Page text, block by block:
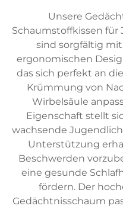
Unsere
Schaumstoffkissen für
sind sorgfältig
ergonomischen
das sich perfekt an
Krümmung von
Wirbelsäule
Eigenschaft stellt
wachsende
Unterstützung
Beschwerden
eine gesunde
fördern. Der
Gedächtnisschaum